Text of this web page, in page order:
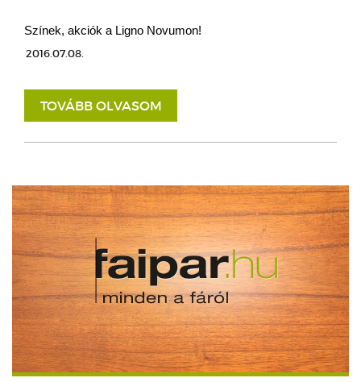
Színek, akciók a Ligno Novumon!
2016.07.08.
TOVÁBB OLVASOM